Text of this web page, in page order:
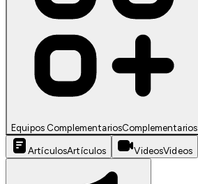
Equipos ComplementariosComplementarios
ArtículosArtículos VideosVideos